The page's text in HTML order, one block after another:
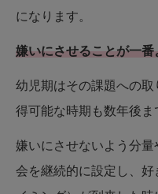
になります。
嫌いにさせることが一番
幼児期はその課題への
得可能な時期も数年後ま
嫌いにさせないよう分
会を継続的に設定し、